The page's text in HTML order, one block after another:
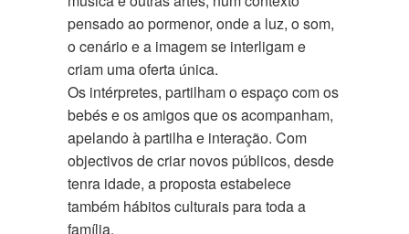
pensado ao pormenor, onde a luz, o som,
o cenário e a imagem se interligam e
criam uma oferta única.
Os intérpretes, partilham o espaço com os
bebés e os amigos que os acompanham,
apelando à partilha e interação. Com
objectivos de criar novos públicos, desde
tenra idade, a proposta estabelece
também hábitos culturais para toda a
família.